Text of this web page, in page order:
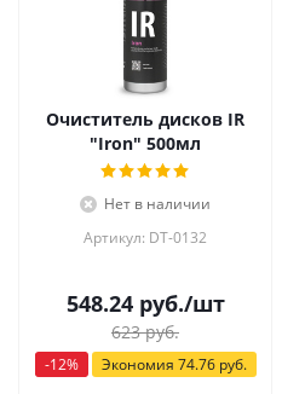
Очиститель дисков IR
"Iron" 500мл
Нет в наличии
Артикул: DT-0132
548.24руб./шт
623руб.
-12% Экономия 74.76руб.